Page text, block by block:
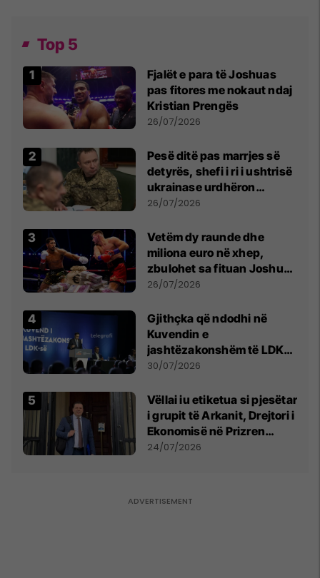
Top 5
Fjalët e para të Joshuas
pas fitores me nokaut ndaj
Kristian Prengës
26/07/2026
Pesë ditë pas marrjes së
detyrës, shefi i ri i ushtrisë
ukrainase urdhëron
kontroll të madh
26/07/2026
Vetëm dy raunde dhe
miliona euro në xhep,
zbulohet sa fituan Joshua
e Prenga
26/07/2026
Gjithçka që ndodhi në
Kuvendin e
jashtëzakonshëm të LDK-
së
30/07/2026
Vëllai iu etiketua si pjesëtar
i grupit të Arkanit, Drejtori i
Ekonomisë në Prizren
mohon pretendimet
24/07/2026